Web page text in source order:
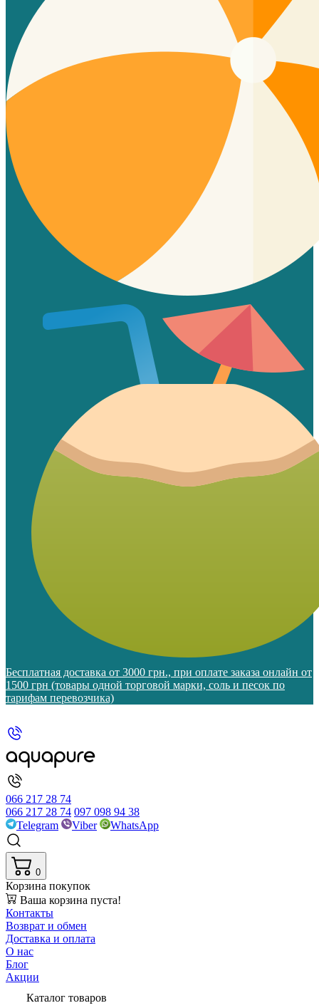
Бесплатная доставка от 3000 грн., при оплате заказа онлайн от
1500 грн (товары одной торговой марки, соль и песок по
тарифам перевозчика)
066 217 28 74
066 217 28 74 097 098 94 38
Telegram
Viber WhatsApp
0
Корзина покупок
Ваша корзина пуста!
Контакты
Возврат и обмен
Доставка и оплата
О нас
Блог
Акции
Каталог товаров